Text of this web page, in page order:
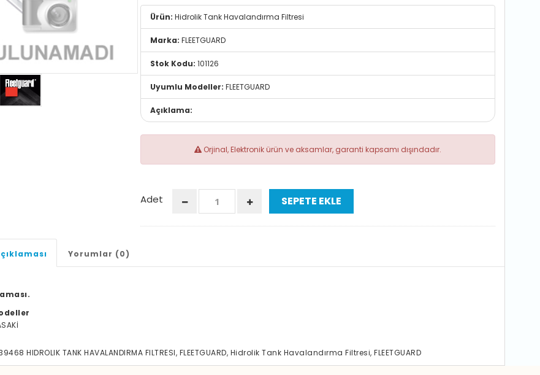
Ürün: Hidrolik Tank Havalandırma Filtresi
Marka: FLEETGUARD
Stok Kodu: 101126
Uyumlu Modeller: FLEETGUARD
Açıklama:
Orjinal, Elektronik ürün ve aksamlar, garanti kapsamı dışındadır.
Adet SEPETE EKLE
Yorumlar (0)
HIDROLIK TANK HAVALANDIRMA FILTRESI, FLEETGUARD, Hidrolik Tank Havalandırma Filtresi, FLEETGUARD